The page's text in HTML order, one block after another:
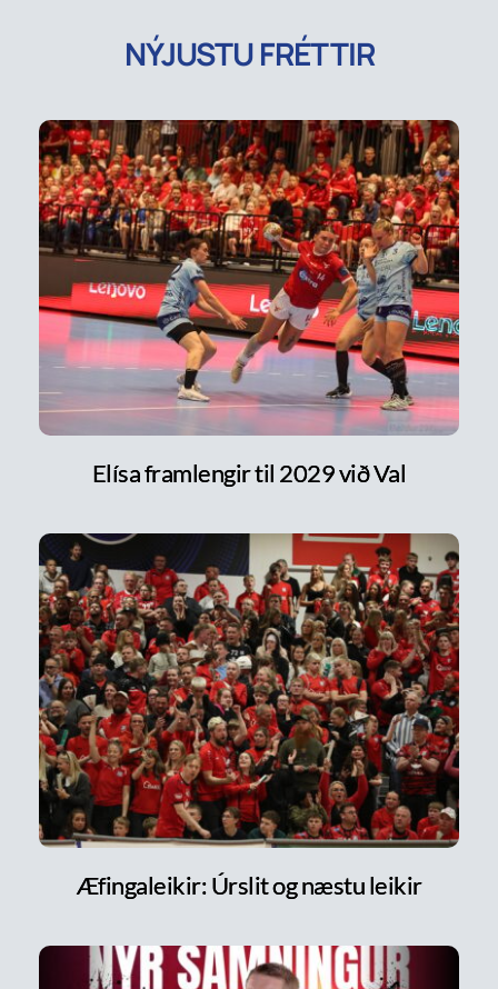
NÝJUSTU FRÉTTIR
Elísa framlengir til 2029 við Val
Æfingaleikir: Úrslit og næstu leikir